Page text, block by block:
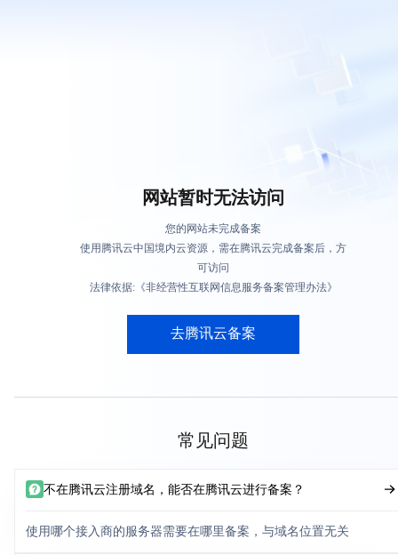
网站暂时无法访问
您的网站未完成备案
使用腾讯云中国境内云资源，需在腾讯云完成备案后，方
可访问
法律依据:《非经营性互联网信息服务备案管理办法》
去腾讯云备案
常见问题
不在腾讯云注册域名，能否在腾讯云进行备案？
使用哪个接入商的服务器需要在哪里备案，与域名位置无关